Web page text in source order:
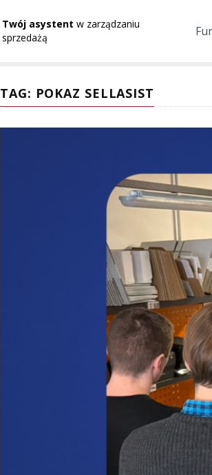
Twój asystent w zarządzaniu
sprzedażą
TAG: POKAZ SELLASIST